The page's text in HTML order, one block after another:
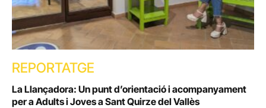
REPORTATGE
La Llançadora: Un punt d’orientació i acompanyament
per a Adults i Joves a Sant Quirze del Vallès